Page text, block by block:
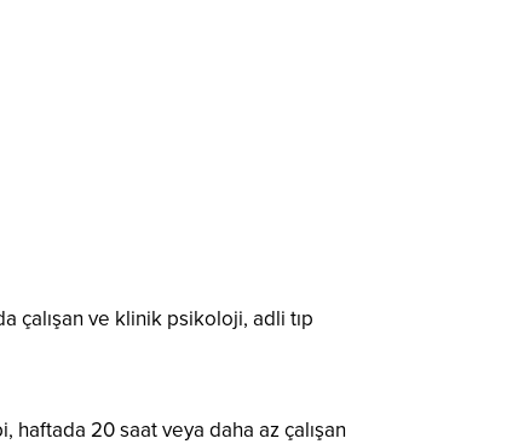
çalışan ve klinik psikoloji, adli tıp
haftada 20 saat veya daha az çalışan